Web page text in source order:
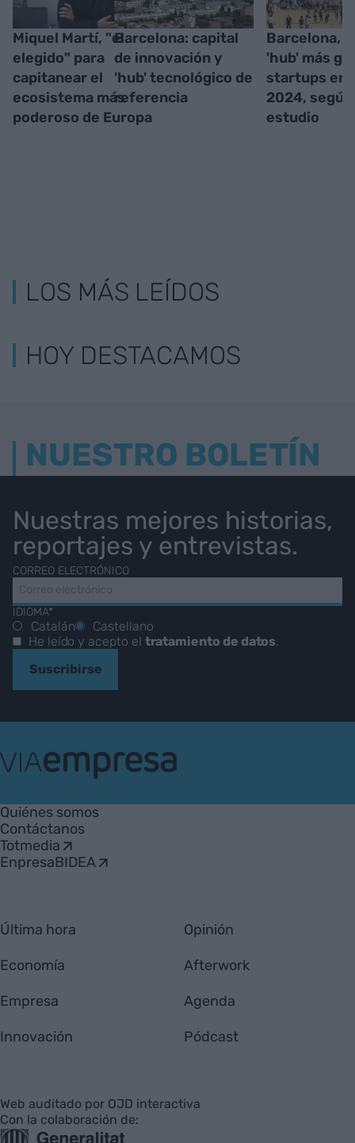
Miquel Martí, "el
elegido" para
capitanear el
ecosistema más
poderoso de Europa
Barcelona: capital
de innovación y
'hub' tecnológico de
referencia
Barcelona,
'hub' más
startups en
2024,
estudio
LOS MÁS LEÍDOS
HOY DESTACAMOS
NUESTRO BOLETÍN
Nuestras mejores historias,
reportajes y entrevistas.
CORREO ELECTRÓNICO
IDIOMA*
Catalán
Castellano
He leído y acepto el tratamiento de datos.
Suscribirse
Empresa
Quiénes somos
Contáctanos
Totmedia
EnpresaBIDEA
Última hora
Economía
Empresa
Innovación
Opinión
Afterwork
Agenda
Pódcast
Web auditado por OJD interactiva
Con la colaboración de: